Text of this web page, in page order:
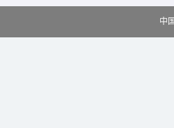
中